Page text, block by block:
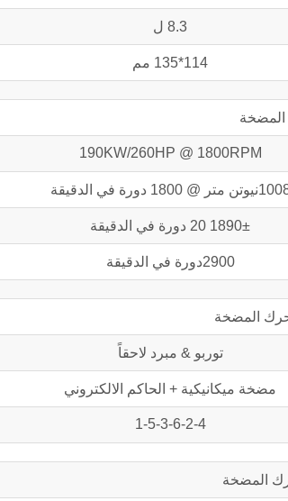
8.3 ل
114*135 مم
190KW/260HP @ 1800RPM
متر @ 1800 دورة في الدقيقة
1890± 20 دورة في الدقيقة
2900دورة في الدقيقة
المضخة
توربو & مبرد لاحقاً
مضخة ميكانيكية + الحاكم الالكتروني
1-5-3-6-2-4
المضخة